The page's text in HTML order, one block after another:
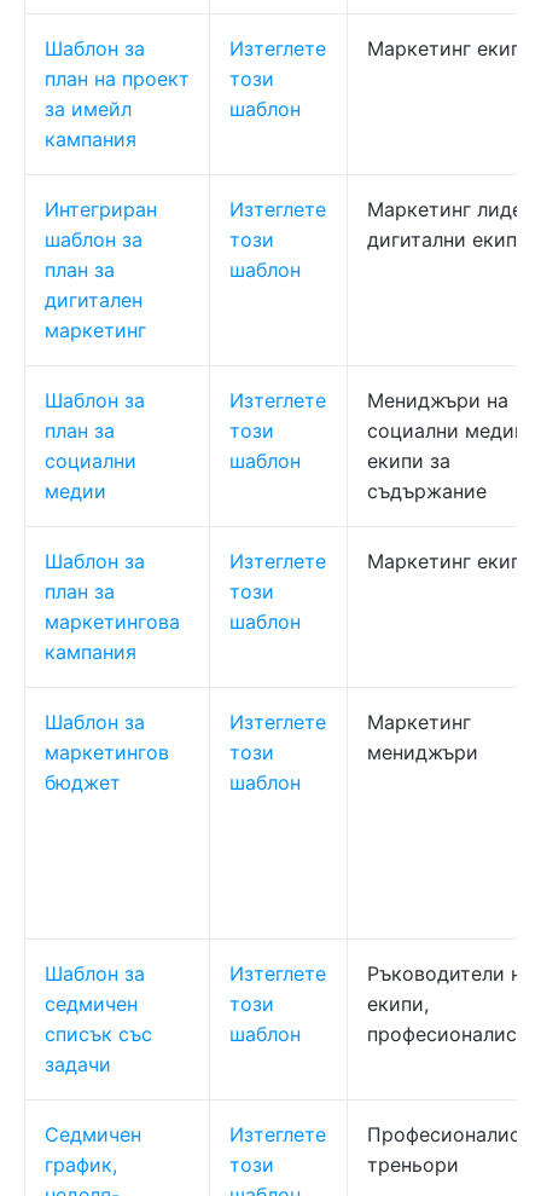
Шаблон за
план на проект
за имейл
кампания
Изтеглете
този
шаблон
Маркетинг екипи
Интегриран
шаблон за
план за
дигитален
маркетинг
Изтеглете
този
шаблон
Маркетинг
дигитални екипи
Шаблон за
план за
социални
медии
Изтеглете
този
шаблон
Мениджъри на
социални медии,
екипи за
съдържание
Шаблон за
план за
маркетингова
кампания
Изтеглете
този
шаблон
Маркетинг екипи
Шаблон за
маркетингов
бюджет
Изтеглете
този
шаблон
Маркетинг
мениджъри
Шаблон за
седмичен
списък със
задачи
Изтеглете
този
шаблон
Ръководители на
екипи,
професионалисти
Седмичен
график,
Изтеглете
този
треньори